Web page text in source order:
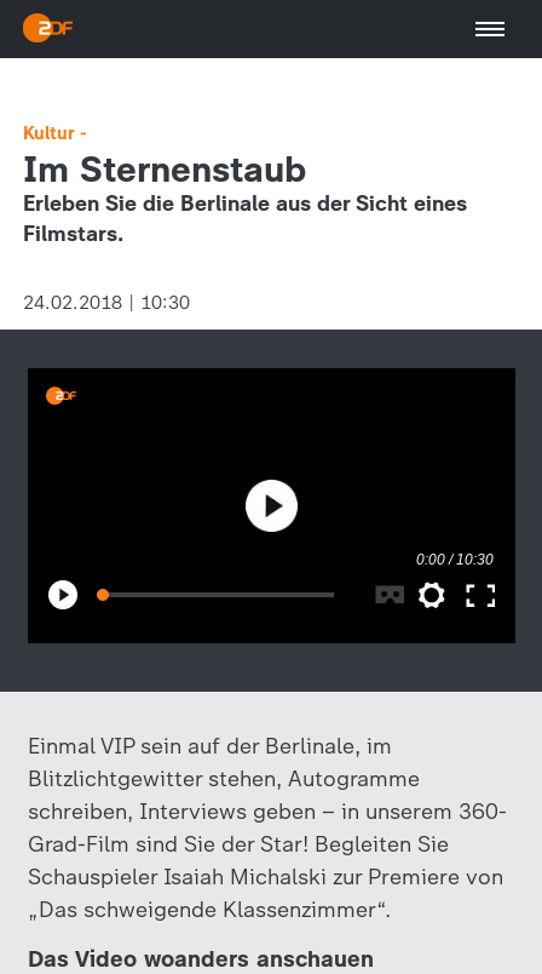
Kultur -
Im Sternenstaub
Erleben Sie die Berlinale aus der Sicht eines
Filmstars.
24.02.2018 | 10:30
Einmal VIP sein auf der Berlinale, im
Blitzlichtgewitter stehen, Autogramme
schreiben, Interviews geben – in unserem 360-
Grad-Film sind Sie der Star! Begleiten Sie
Schauspieler Isaiah Michalski zur Premiere von
„Das schweigende Klassenzimmer“.
Das Video woanders anschauen